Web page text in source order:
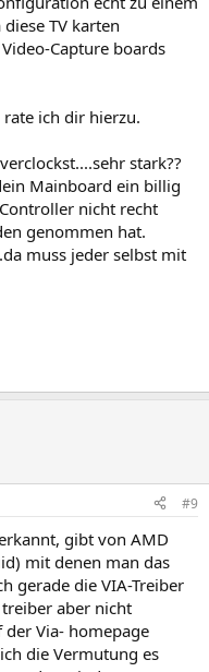
TV karten
Capture boards
ich dir hierzu.
stark??
Mainboard ein billig
nicht recht
genommen hat.
muss jeder selbst mit
#9
gibt von AMD
mit denen man das
gerade die VIA-Treiber
aber nicht
Via- homepage
die Vermutung es